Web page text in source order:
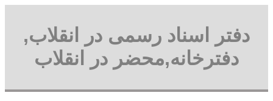
دفتر اسناد رسمی در انقلاب,
دفترخانه,محضر در انقلاب